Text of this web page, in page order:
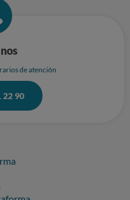
de atención
22 90